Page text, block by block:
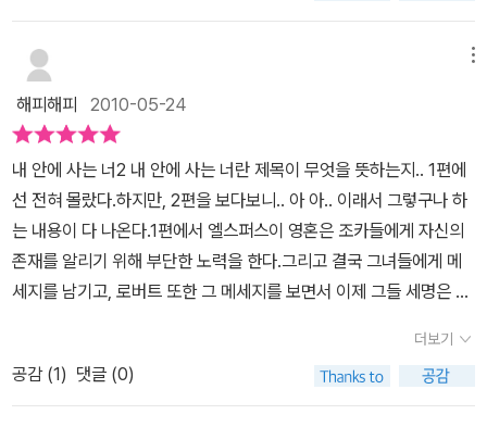
력을 느끼는 로버트는 발렌티나의 젊음과 생기에 이끌리면서 산 자와
죽은 자 사이에서 길 잃은 영혼처럼 방황한다. 줄리아와 발렌티나의
아파트 위층에 사는 천재형 인물 마틴은 아파트 밖으로 한 발자국도
나가지 못하는 강박 신경증 환자다. 세상 모든 지식을 알고 있는 듯하
지만 온갖 일이 벌어지는 세상에 대한 두려움을 가진 마틴에게 뜻밖
의 연민과 사랑을 느끼는 줄리아는 동생에게 하듯 제멋대로 그의 생
활에 간섭하기 시작한다. 독특한 성격의 이들과 그곳에 기거하는 영
혼인 엘스페스가 펼치는 각기 다른 방식의 사랑과 질투, 연민은 독자
들에게 인간 내면에 존재하는 원형 그대로의 적나라한 감정과 욕구를
줘.” 『시간 여행자의 아내』에서 독자들의 가슴을 두근거리게 만들고
심장을 쥐어짜는 것 같은 슬픔에 잠기게도 하면서 온갖 감정의 롤러
정말 궁금했다. 그렇다고 1권의 흐름이 너무 느리거나 지루한 것은 아
니다. 글 속에 독자를 잡아두는 흡인력이 있었다. 그러나 하나로 아우
러지는 그 무언가가 없어 책을 읽는 나는 그저 열심히 추리를 해 볼 뿐
이다.'유령'의 존재를 믿는가. 나는 나름 논리적이고 체계적이고 과학
적인 것을 좋아하고 감성적인 부분보다 이성적인 부분에 치우친 인간
이지만 어두운 밤 어디선가 무언가가 나타날 것 같은 공포는 아주 잘
알고 있다. 어쩌면 내 내면에서는 이 유령의 존재를 믿고 있기 때문이
아닐까.<<내 안에 사는 너>>는 제목만 보면 무척이나 달콤할 것 같
은 로맨틱 소설일 것 같지만 사실은 쌍둥이들의 존재와 그들간의 미
묘한 대립, 감정 등의 관계에 대하여 그리고 무엇보다 '유령'의 존재를
말하고 있다. 느닷없는 주인공의 '죽음'에서부터 시작한 이 소설은, 무
언가 석연치 않은 윗 세대 쌍둥이들의 관계에서부터 그 아래 세대로
해피해피 2010-05-24
내 안에 사는 너2 내 안에 사는 너란 제목이 무엇을 뜻하는지.. 1편에
선 전혀 몰랐다.하지만, 2편을 보다보니.. 아 아.. 이래서 그렇구나 하
는 내용이 다 나온다.1편에서 엘스퍼스이 영혼은 조카들에게 자신의
존재를 알리기 위해 부단한 노력을 한다.그리고 결국 그녀들에게 메
세지를 남기고, 로버트 또한 그 메세지를 보면서 이제 그들 세명은 엘
대화하는 그들....영혼과의 대화라... 같이 살고.. 살짝 무서워진다^^;;
(내가 살고 있는 공간에 한번도 본 적이 없는, 기억이 없는 이모의 영
혼과의 동거라....게다 내 모든 행동이 다 노출된 상태일진데.. 음...)가
더보기
공감 (1) 댓글 (0)